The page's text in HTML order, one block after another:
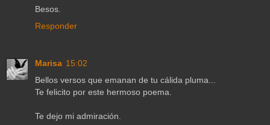
Besos.
Responder
Marisa 15:02
Bellos versos que emanan de tu cálida pluma...
Te felicito por este hermoso poema.
Te dejo mi admiración.